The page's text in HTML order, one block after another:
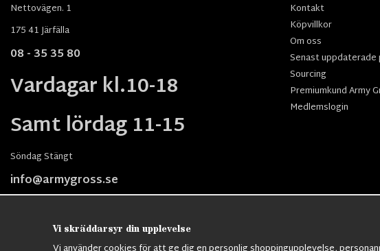
Nettovägen. 1
175 41 Järfälla
08 - 35 35 80
Vardagar kl.10-18
Samt lördag 11-15
Söndag Stängt
info@armygross.se
Kontakt
Köpvillkor
Om oss
Senast
Sourcing
Premiumkund Army
Medlemslogin
Vi skräddarsyr din upplevelse